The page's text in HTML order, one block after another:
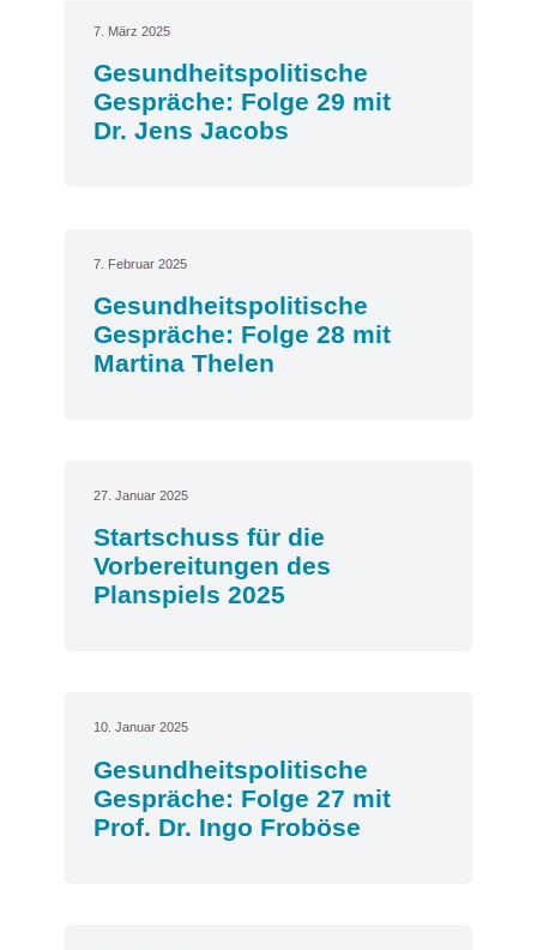
7. März 2025
Gesundheitspolitische
Gespräche: Folge 29 mit
Dr. Jens Jacobs
7. Februar 2025
Gesundheitspolitische
Gespräche: Folge 28 mit
Martina Thelen
27. Januar 2025
Startschuss für die
Vorbereitungen des
Planspiels 2025
10. Januar 2025
Gesundheitspolitische
Gespräche: Folge 27 mit
Prof. Dr. Ingo Froböse